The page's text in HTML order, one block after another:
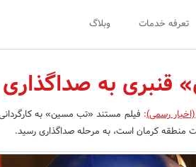
تعرفه خدمات وبلاگ
به
(اخبار رسمی): فیلم مستند «تب مسین» به
کرمان است، به مرحله صداگذاری رسید.